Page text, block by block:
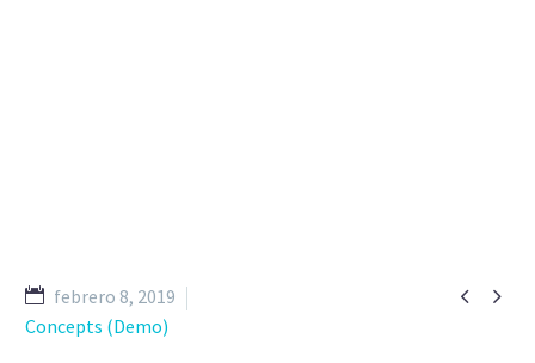
 
febrero 8, 2019
Concepts (Demo)